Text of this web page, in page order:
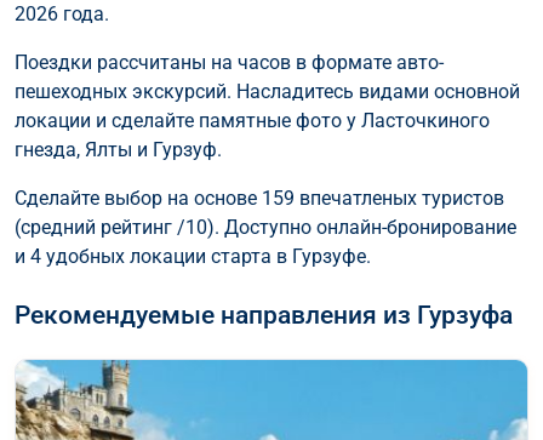
2026 года.
Поездки рассчитаны на часов в формате авто-
пешеходных экскурсий. Насладитесь видами основной
локации и сделайте памятные фото у Ласточкиного
гнезда, Ялты и Гурзуф.
Сделайте выбор на основе 159 впечатленых туристов
(средний рейтинг /10). Доступно онлайн-бронирование
и 4 удобных локации старта в Гурзуфе.
Рекомендуемые направления из Гурзуфа